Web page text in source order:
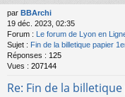
par BBArchi
19 déc. 2023, 02:35
Forum : Le forum de Lyon en
Sujet : Fin de la billetique papier
Réponses : 125
Vues : 207144
Re: Fin de la